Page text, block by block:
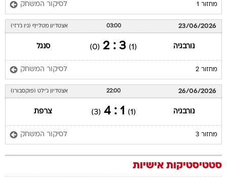
מחזור 1 לסיקור המשחק
23/06/2026
03:00 אצטדיון מטלייף (ניו ג'רזי)
נורבגיה (1)
3 : 2
(0) סנגל
מחזור 2 לסיקור המשחק
26/06/2026
22:00 אצטדיון ג'ילט (פוקסבורו)
נורבגיה (1)
1 : 4
(3) צרפת
מחזור 3 לסיקור המשחק
סטטיסטיקות אישיות